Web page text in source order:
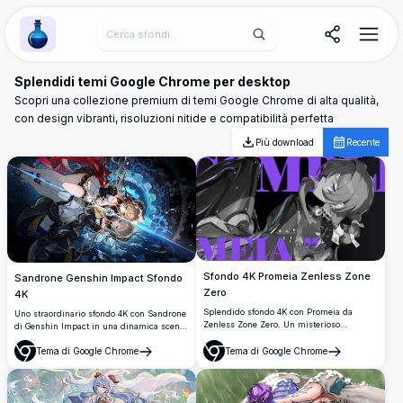
Wallpaper Alchemy
Splendidi temi Google Chrome per desktop
Scopri una collezione premium di temi Google Chrome di alta qualità,
con design vibranti, risoluzioni nitide e compatibilità perfetta
Più download Recente
Sandrone Genshin Impact Sfondo
4K
Uno straordinario sfondo 4K con Sandrone
di Genshin Impact in una dinamica scena
di battaglia cosmica. Ingranaggi
meccanici intricati, energia blu luminosa
e design dei personaggi eleganti creano
un'opera d'arte in alta risoluzione
mozzafiato.
Tema di Google Chrome
Apri
Sfondo 4K Promeia Zenless Zone
Zero
Splendido sfondo 4K con Promeia da
Zenless Zone Zero. Un misterioso
armatura scura e uno stile drammatico su
uno sfondo audace viola e nero. Perfetto
per desktop e mobile.
Tema di Google Chrome
Apri